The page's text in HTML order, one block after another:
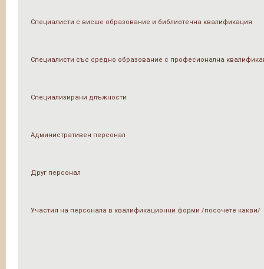
Специалисти с висше образование и библиотечна квалификация
Специалисти със средно образование с професионална
Специализирани длъжности
Административен персонал
Друг персонал
Участия на персонала в квалификационни форми /посочете какви/